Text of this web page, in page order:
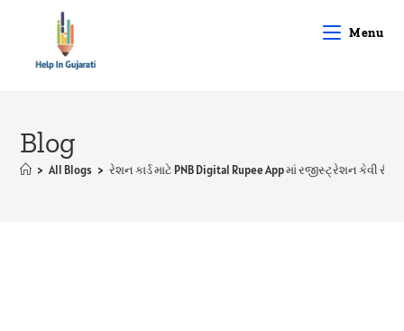
Menu
Blog
> All Blogs > રેશન કાર્ડ માટે PNB Digital Rupee App માં રજીસ્ટ્રેશન કેવી